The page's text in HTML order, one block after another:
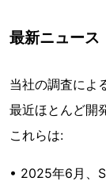
最新ニュース
当社の調査によ
最近ほとんど開
これらは:
• 2025年6月、